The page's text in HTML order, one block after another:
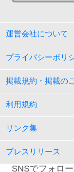
運営会社について
プライバシーポリ
掲載規約・掲載の
利用規約
リンク集
プレスリリース
SNSでフォロ